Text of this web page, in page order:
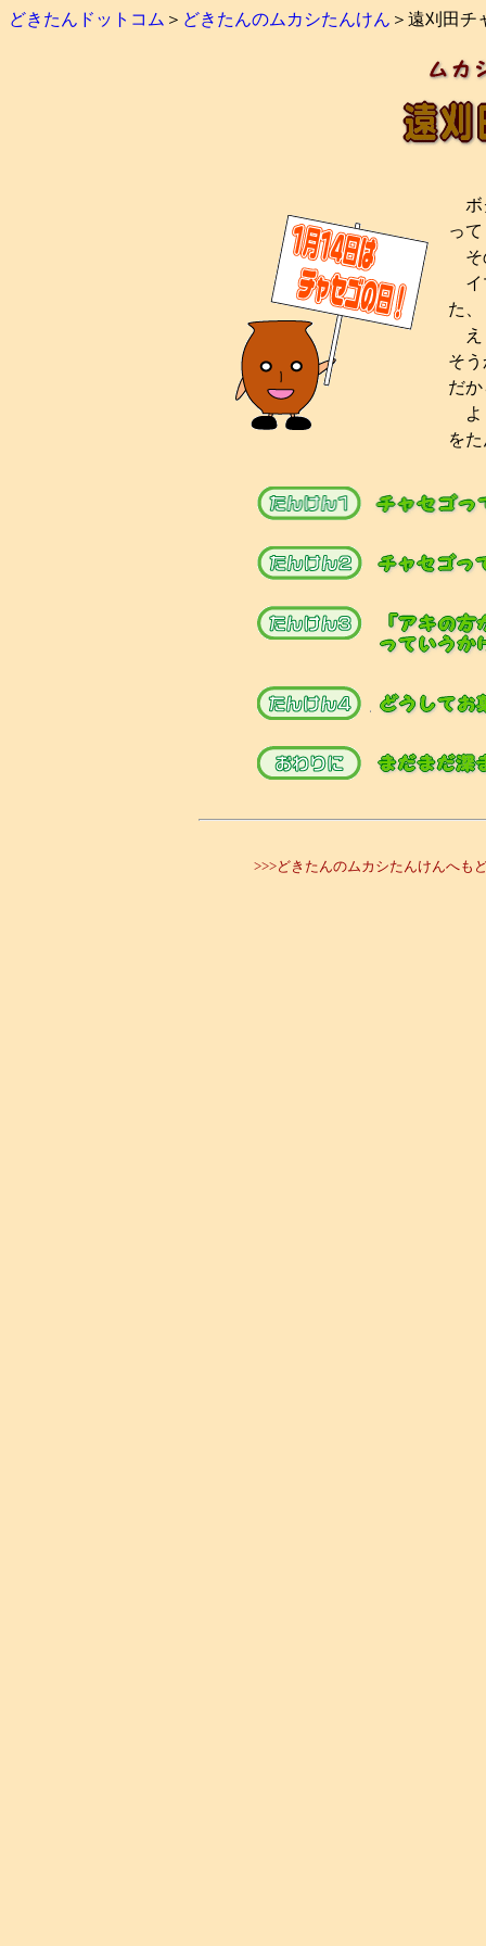
どきたんドットコム ＞ どきたんのムカシたんけん ＞遠刈田チ
ボ
っ
そ
イ
た
え
そ
だ
よ
を
>>>どきたんのムカシたんけんへも